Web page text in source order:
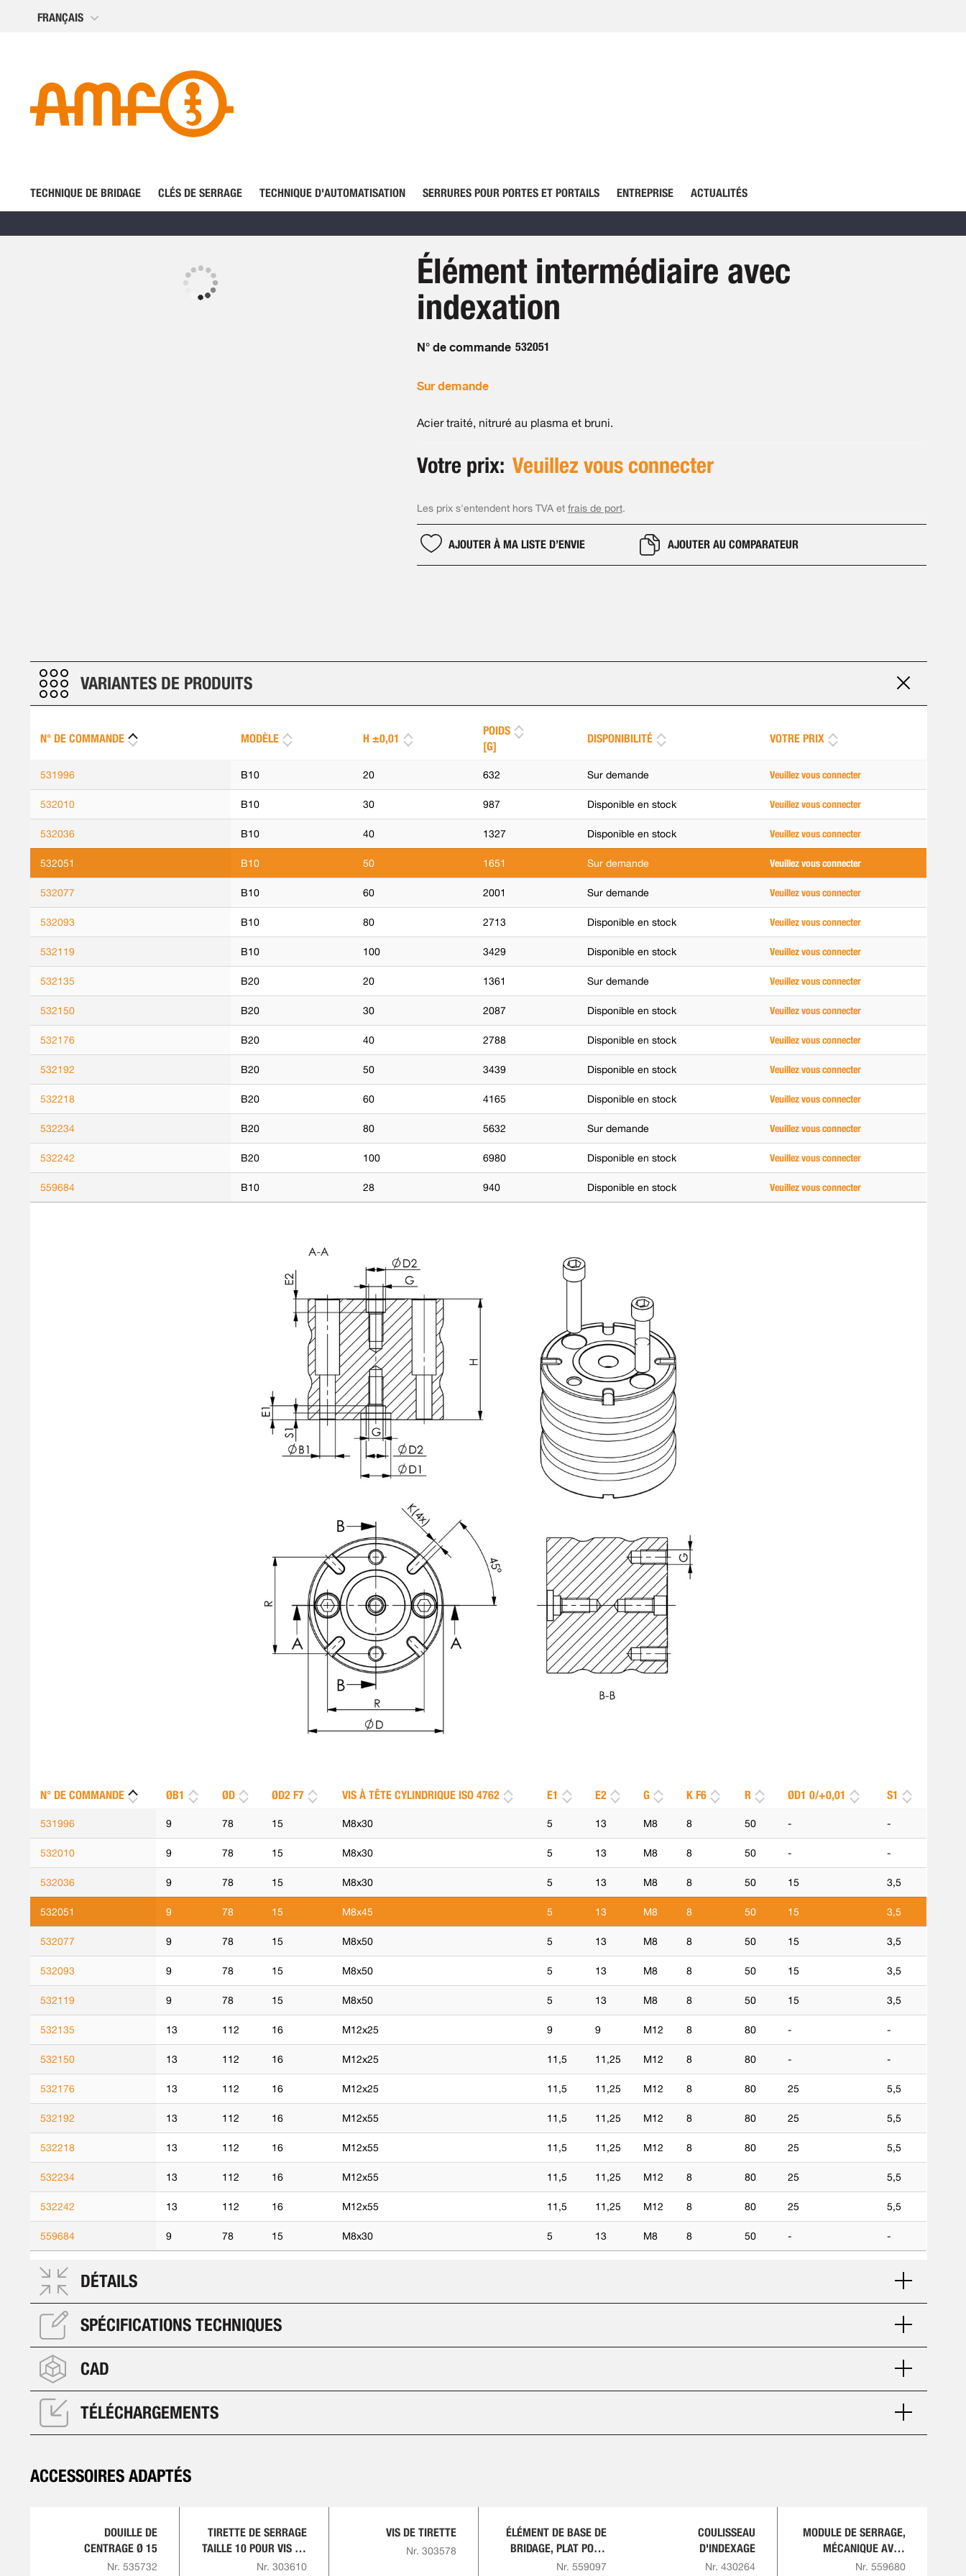
Allez
FRANÇAIS
TECHNIQUE DE BRIDAGE CLÉS DE SERRAGE TECHNIQUE D'AUTOMATISATION SERRURES POUR PORTES ET PORTAILS ENTREPRISE ACTUALITÉS
Élément intermédiaire avec
indexation
N° de commande 532051
Sur demande
Acier traité, nitruré au plasma et bruni.
Votre prix: Veuillez vous connecter
Les prix s'entendent hors TVA et frais de port.
AJOUTER À MA LISTE D’ENVIE AJOUTER AU COMPARATEUR
VARIANTES DE PRODUITS
N° DE COMMANDE MODÈLE H ±0,01
POIDS
[G]
DISPONIBILITÉ VOTRE PRIX
531996 B10 20 632 Sur demande Veuillez vous connecter
532010 B10 30 987 Disponible en stock Veuillez vous connecter
532036 B10 40 1327 Disponible en stock Veuillez vous connecter
532051 B10 50 1651 Sur demande Veuillez vous connecter
532077 B10 60 2001 Sur demande Veuillez vous connecter
532093 B10 80 2713 Disponible en stock Veuillez vous connecter
532119 B10 100 3429 Disponible en stock Veuillez vous connecter
532135 B20 20 1361 Sur demande Veuillez vous connecter
532150 B20 30 2087 Disponible en stock Veuillez vous connecter
532176 B20 40 2788 Disponible en stock Veuillez vous connecter
532192 B20 50 3439 Disponible en stock Veuillez vous connecter
532218 B20 60 4165 Disponible en stock Veuillez vous connecter
532234 B20 80 5632 Sur demande Veuillez vous connecter
532242 B20 100 6980 Disponible en stock Veuillez vous connecter
559684 B10 28 940 Disponible en stock Veuillez vous connecter
N° DE COMMANDE ØB1 ØD ØD2 F7 VIS À TÊTE CYLINDRIQUE ISO 4762 E1 E2 G K F6 R ØD1 0/+0,01 S1
531996 9 78 15 M8x30 5 13 M8 8 50 - -
532010 9 78 15 M8x30 5 13 M8 8 50 - -
532036 9 78 15 M8x30 5 13 M8 8 50 15 3,5
532051 9 78 15 M8x45 5 13 M8 8 50 15 3,5
532077 9 78 15 M8x50 5 13 M8 8 50 15 3,5
532093 9 78 15 M8x50 5 13 M8 8 50 15 3,5
532119 9 78 15 M8x50 5 13 M8 8 50 15 3,5
532135 13 112 16 M12x25 9 9 M12 8 80 - -
532150 13 112 16 M12x25 11,5 11,25 M12 8 80 - -
532176 13 112 16 M12x25 11,5 11,25 M12 8 80 25 5,5
532192 13 112 16 M12x55 11,5 11,25 M12 8 80 25 5,5
532218 13 112 16 M12x55 11,5 11,25 M12 8 80 25 5,5
532234 13 112 16 M12x55 11,5 11,25 M12 8 80 25 5,5
532242 13 112 16 M12x55 11,5 11,25 M12 8 80 25 5,5
559684 9 78 15 M8x30 5 13 M8 8 50 - -
DÉTAILS
SPÉCIFICATIONS TECHNIQUES
CAD
TÉLÉCHARGEMENTS
ACCESSOIRES ADAPTÉS
DOUILLE DE
CENTRAGE Ø 15
Nr. 535732
TIRETTE DE SERRAGE
TAILLE 10 POUR VIS DE
TIRETTE M8
Nr. 303610
VIS DE TIRETTE
Nr. 303578
ÉLÉMENT DE BASE DE
BRIDAGE, PLAT POUR
PLAQUE RAINURÉE EN
Nr. 559097
COULISSEAU
D'INDEXAGE
Nr. 430264
MODULE DE SERRAGE,
MÉCANIQUE AVEC
INDEXATION
Nr. 559680